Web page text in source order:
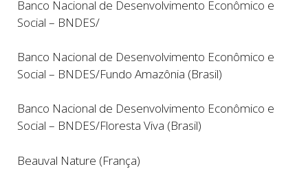
Banco Nacional de Desenvolvimento Econômico e
Social – BNDES/
Banco Nacional de Desenvolvimento Econômico e
Social – BNDES/Fundo Amazônia (Brasil)
Banco Nacional de Desenvolvimento Econômico e
Social – BNDES/Floresta Viva (Brasil)
Beauval Nature (França)